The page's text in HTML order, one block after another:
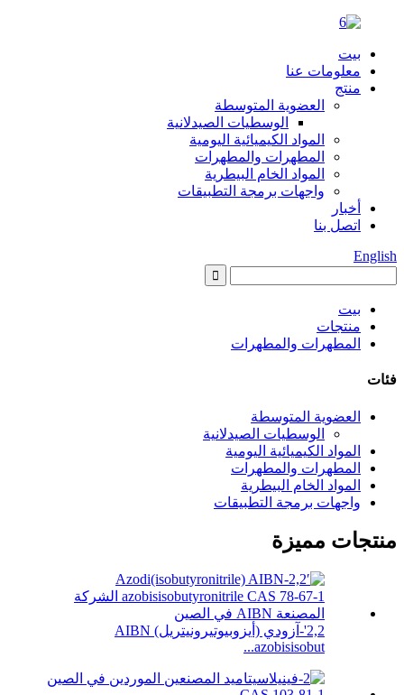
بيت
معلومات عنا
منتج
العضوية المتوسطة
الوسطيات الصيدلانية
المواد الكيميائية اليومية
المطهرات والمطهرات
المواد الخام البيطرية
واجهات برمجة التطبيقات
أخبار
اتصل بنا
English
بيت
منتجات
المطهرات والمطهرات
فئات
العضوية المتوسطة
الوسطيات الصيدلانية
المواد الكيميائية اليومية
المطهرات والمطهرات
المواد الخام البيطرية
واجهات برمجة التطبيقات
منتجات مميزة
2,2'-آزودي (أيزوبيوتيرونيتريل) AIBN
azobisisobut...